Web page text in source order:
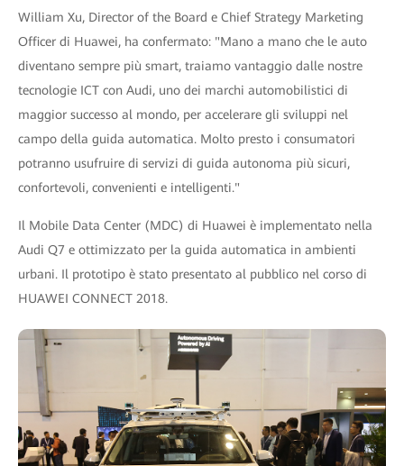
William Xu, Director of the Board e Chief Strategy Marketing
Officer di Huawei, ha confermato: "Mano a mano che le auto
diventano sempre più smart, traiamo vantaggio dalle nostre
tecnologie ICT con Audi, uno dei marchi automobilistici di
maggior successo al mondo, per accelerare gli sviluppi nel
campo della guida automatica. Molto presto i consumatori
potranno usufruire di servizi di guida autonoma più sicuri,
confortevoli, convenienti e intelligenti."
Il Mobile Data Center (MDC) di Huawei è implementato nella
Audi Q7 e ottimizzato per la guida automatica in ambienti
urbani. Il prototipo è stato presentato al pubblico nel corso di
HUAWEI CONNECT 2018.